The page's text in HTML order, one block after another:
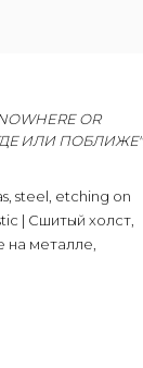
OR
ИЛИ ПОБЛИЖЕ"
steel etching on
| Сшитый холст
на металле